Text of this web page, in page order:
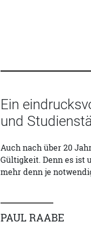
Ein
und
Auch nach über 20
Gültigkeit. Denn es ist
mehr denn je
PAUL RAABE